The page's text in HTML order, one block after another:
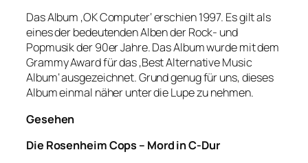
Das Album ‚OK Computer‘ erschien 1997. Es gilt als
eines der bedeutenden Alben der Rock- und
Popmusik der 90er Jahre. Das Album wurde mit dem
Grammy Award für das ‚Best Alternative Music
Album‘ ausgezeichnet. Grund genug für uns, dieses
Album einmal näher unter die Lupe zu nehmen.
Gesehen
Die Rosenheim Cops – Mord in C-Dur